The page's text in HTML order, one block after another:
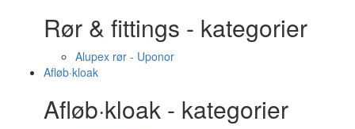
Rør & fittings - kategorier
Alupex rør - Uponor
Afløb·kloak
Afløb·kloak - kategorier